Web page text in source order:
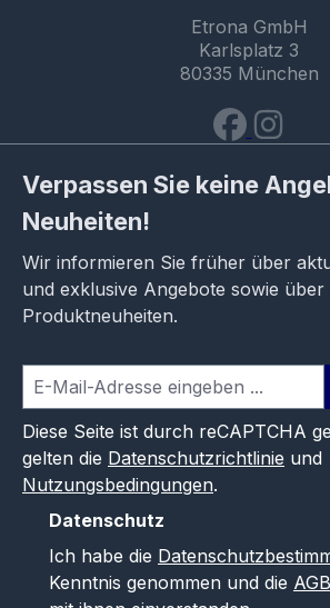
Etrona GmbH
Karlsplatz 3
80335 München
Verpassen Sie keine
Neuheiten!
Wir informieren Sie früher über
und exklusive Angebote sowie über
Produktneuheiten.
Diese Seite ist durch reCAPTCHA
gelten die Datenschutzrichtlinie und
Nutzungsbedingungen.
Datenschutz
Ich habe die
Kenntnis genommen und die AGB